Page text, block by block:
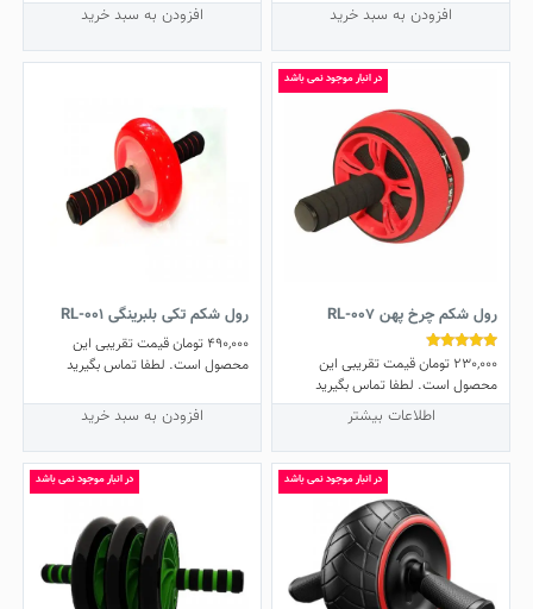
افزودن به سبد خرید
افزودن به سبد خرید
در انبار موجود نمی باشد
رول شکم چرخ پهن RL-007
نمره
5.00
از 5
230,000 تومانقیمت تقریبی این
محصول است. لطفا تماس بگیرید
اطلاعات بیشتر
رول شکم تکی بلبرینگی RL-001
490,000 تومانقیمت تقریبی این
محصول است. لطفا تماس بگیرید
افزودن به سبد خرید
در انبار موجود نمی باشد در انبار موجود نمی باشد